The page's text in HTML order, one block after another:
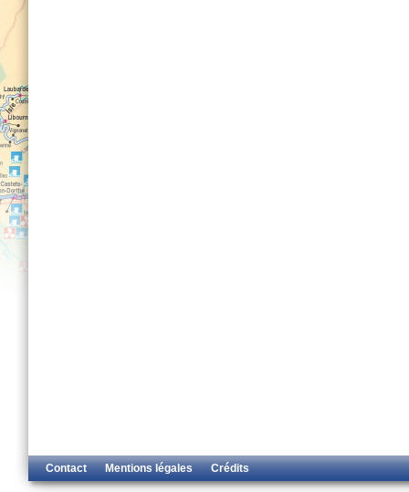
Contact Mentions légales Crédits